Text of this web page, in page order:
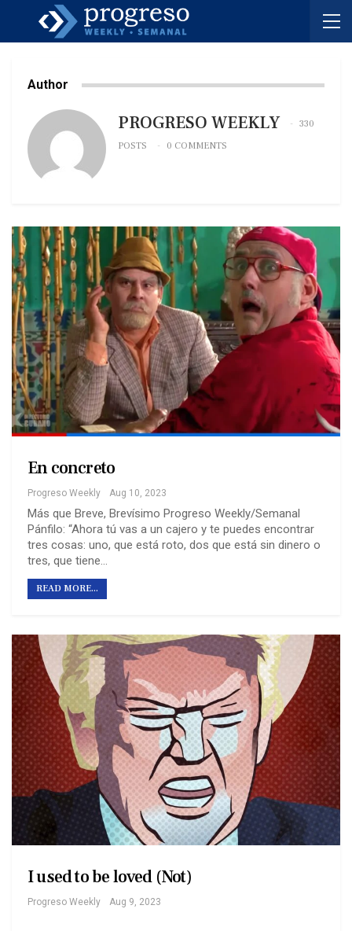
Author
PROGRESO WEEKLY
330
POSTS
0 COMMENTS
En concreto
Progreso Weekly Aug 10, 2023
Más que Breve, Brevísimo Progreso Weekly/Semanal
Pánfilo: “Ahora tú vas a un cajero y te puedes encontrar
tres cosas: uno, que está roto, dos que está sin dinero o
tres, que tiene…
READ MORE...
I used to be loved (Not)
Progreso Weekly Aug 9, 2023